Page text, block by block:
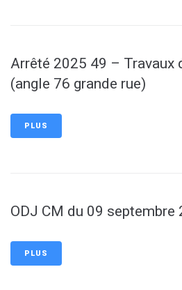
Arrêté 2025 49 – Travaux
(angle 76 grande rue)
PLUS
ODJ CM du 09 septembre
PLUS